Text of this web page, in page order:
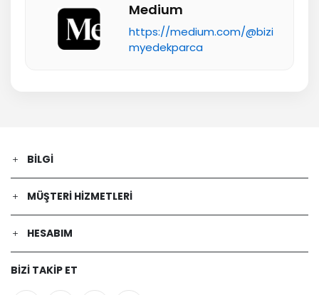
Medium
https://medium.com/@bizi
myedekparca
BILGI
MÜŞTERI HIZMETLERI
HESABIM
BIZI TAKIP ET